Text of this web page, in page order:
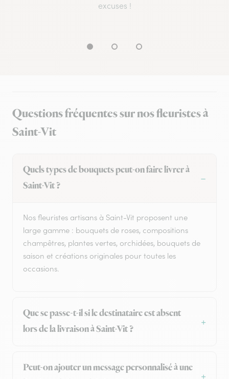
excuses !
Questions fréquentes sur nos fleuristes à
Saint-Vit
Quels types de bouquets peut-on faire livrer à
Saint-Vit ?
Nos fleuristes artisans à Saint-Vit proposent une
large gamme : bouquets de roses, compositions
champêtres, plantes vertes, orchidées, bouquets de
saison et créations originales pour toutes les
occasions.
Que se passe-t-il si le destinataire est absent
lors de la livraison à Saint-Vit ?
Peut-on ajouter un message personnalisé à une